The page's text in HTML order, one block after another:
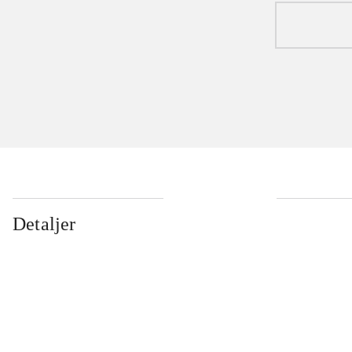
Detaljer